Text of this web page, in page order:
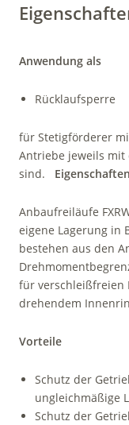
Anwendung als
Rücklaufsperre
für Stetigförderer
Antriebe jeweils mit
sind. Eigenschaften
Anbaufreiläufe
eigene Lagerung in
bestehen aus den
für verschleißfreien
drehendem
Vorteile
Schutz der
ungleichmäßige
Schutz der